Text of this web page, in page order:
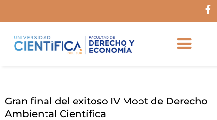
F
Gran final del exitoso IV Moot de Derecho
Ambiental Científica